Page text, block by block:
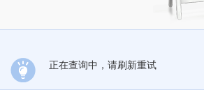
正在查询中，请刷新重试